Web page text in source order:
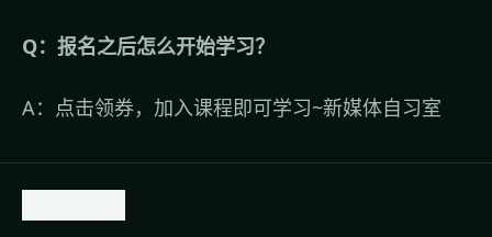
Q：报名之后怎么开始学习？
A：点击领券，加入课程即可学习~新媒体自习室